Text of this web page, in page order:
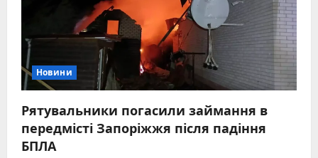
Новини
Рятувальники погасили займання в
передмісті Запоріжжя після падіння
БПЛА